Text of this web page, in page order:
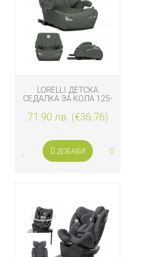
LORELLI ДЕТСКА
СЕДАЛКА ЗА КОЛА 125-
GREEN
71.90 лв. (€36.76)
ДОБАВИ